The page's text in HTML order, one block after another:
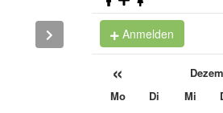
Anmelden
«
Mo Di Mi